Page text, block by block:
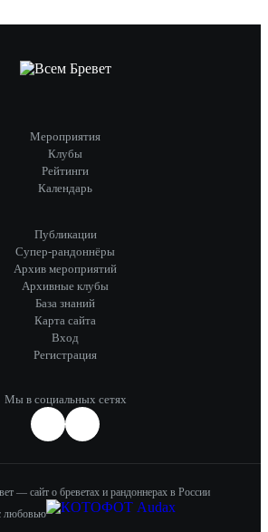
Мероприятия
Клубы
Рейтинги
Календарь
Публикации
Супер-рандоннёры
Архив мероприятий
Архивные клубы
База знаний
Карта сайта
Вход
Регистрация
Мы в социальных сетях
— сайт о бреветах и рандоннерах в России
любовью